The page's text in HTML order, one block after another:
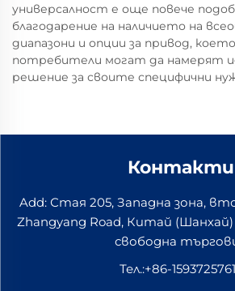
универсалност е още повече
благодарение на наличието на
диапазони и опции за привод,
потребители могат да намерят
решение за своите специфични
Контакти
Add: Стая 205, Западна зона,
Zhangyang Road, Китай
свободна
Тел.:+86-